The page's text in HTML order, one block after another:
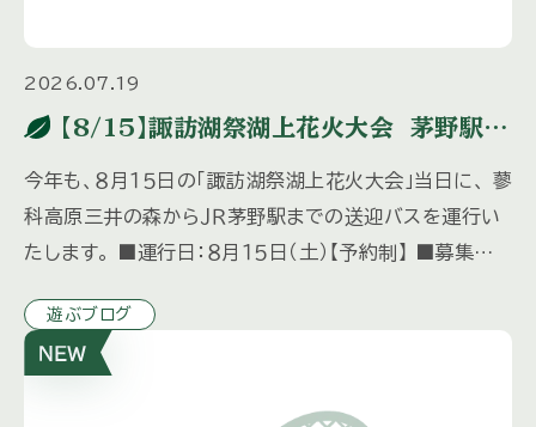
2026.07.19
【8/15】諏訪湖祭湖上花火大会 茅野駅へ
今年も、８月１５日の「諏訪湖祭湖上花火大会」当日に、 蓼
科高原三井の森からＪＲ茅野駅までの送迎バスを運行い
たします。 ■運行日：８月１５日（土）【予約制】 ■募集人
[…]
遊ぶブログ